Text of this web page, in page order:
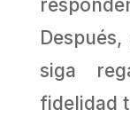
siga
fidelidad